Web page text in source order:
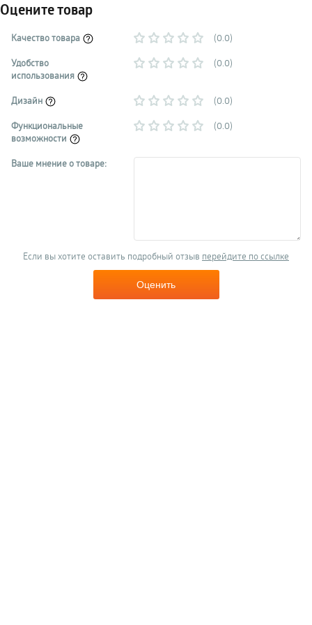
Оцените товар
Качество товара
(0.0)
Удобство
использования
(0.0)
Дизайн
(0.0)
Функциональные
возможности
(0.0)
Ваше мнение о товаре:
Если вы хотите оставить подробный отзыв перейдите по ссылке
Оценить